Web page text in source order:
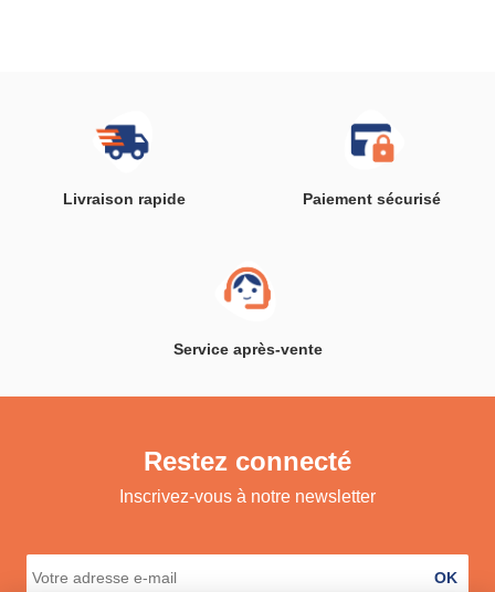
Livraison rapide Paiement sécurisé
Service après-vente
Restez connecté
Inscrivez-vous à notre newsletter
OK